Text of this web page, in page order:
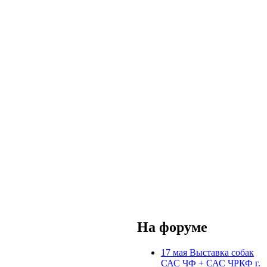
На форуме
17 мая Выставка собак
САС ЧФ + САС ЧРКФ г.